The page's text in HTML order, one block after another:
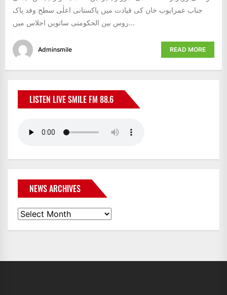
جناب عمرایوب خان کی قیادت میں پاکستانی اعلٰی سطح وفد پاک
روس بین الحکومتی ساتویں اجلاس میں...
Adminsmile READ MORE
LISTEN LIVE SMILE FM 88.6
NEWS ARCHIVES
News